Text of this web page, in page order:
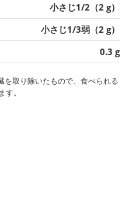
小さじ1/2（2 g）
小さじ1/3弱（2 g）
0.3 g
取り除いたもので、食べられる
。